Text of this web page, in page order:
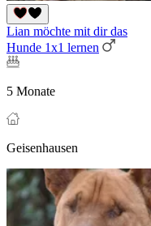
Lian möchte mit dir das
Hunde 1x1 lernen
5 Monate
Geisenhausen